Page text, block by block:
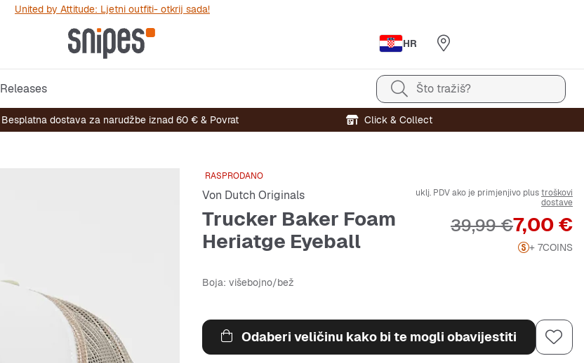
United by Attitude: Ljetni outfiti- otkrij sada!
HR
Releases Što tražiš?
Besplatna dostava za narudžbe iznad 60 € & Povrat Click & Collect
RASPRODANO
Von Dutch Originals
Trucker Baker Foam
Heriatge Eyeball
uklj. PDV ako je primjenjivo plustroškovi
dostave
Cijena
7,00 €
Originalna cijena
39,99 €
+ 7COINS
Boja: višebojno/bež
Odaberi veličinu kako bi te mogli obavijestiti